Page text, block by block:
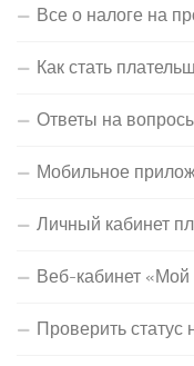
Все о налоге на
Как стать
Ответы на
Мобильное
Личный кабинет
Веб-кабинет «Мой
Проверить